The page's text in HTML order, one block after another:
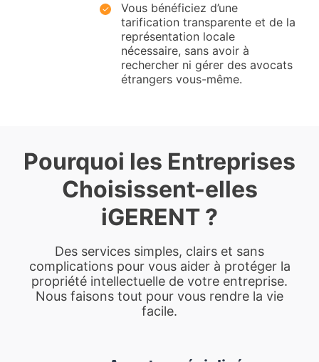
Vous bénéficiez d’une
tarification transparente et de la
représentation locale
nécessaire, sans avoir à
rechercher ni gérer des avocats
étrangers vous-même.
Pourquoi les Entreprises
Choisissent-elles
iGERENT ?
Des services simples, clairs et sans
complications pour vous aider à protéger la
propriété intellectuelle de votre entreprise.
Nous faisons tout pour vous rendre la vie
facile.